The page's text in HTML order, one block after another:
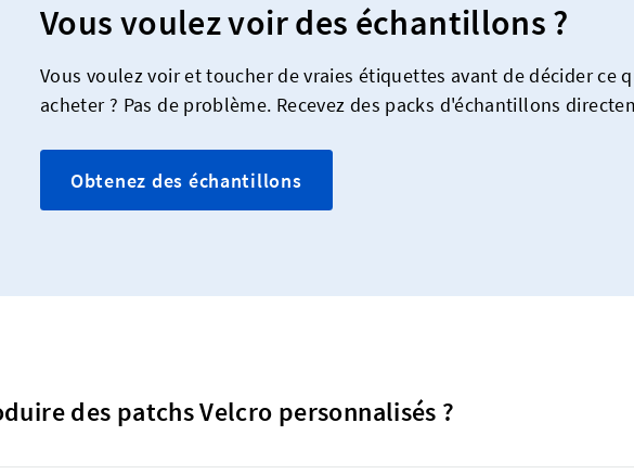
Vous voulez voir des échantillons ?
Vous voulez voir et toucher de vraies étiquettes avant de décider ce
acheter ? Pas de problème. Recevez des packs d'échantillons
Obtenez des échantillons
des patchs Velcro personnalisés ?